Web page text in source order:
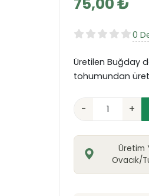
0
Üretilen Buğday
tohumundan
- +
Üretim
Ovacık/